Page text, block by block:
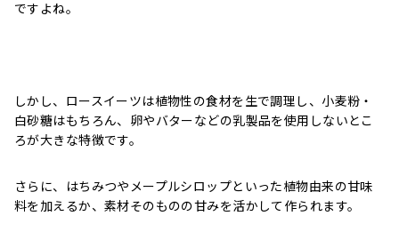
ですよね。
しかし、ロースイーツは植物性の食材を生で調理し、小麦粉・
白砂糖はもちろん、卵やバターなどの乳製品を使用しないとこ
ろが大きな特徴です。
さらに、はちみつやメープルシロップといった植物由来の甘味
料を加えるか、素材そのものの甘みを活かして作られます。